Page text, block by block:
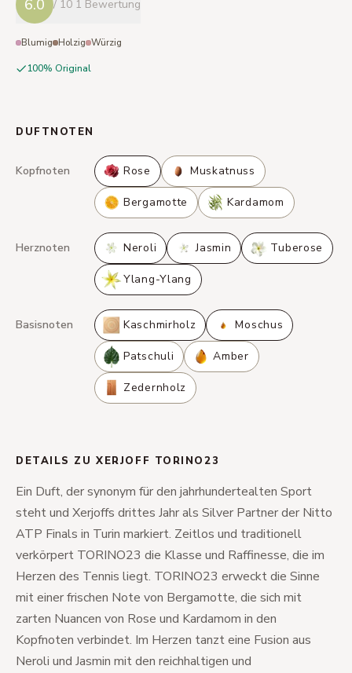
6.0 / 10 1 Bewertung
Blumig Holzig Würzig
100% Original
DUFTNOTEN
Kopfnoten Rose Muskatnuss
Bergamotte Kardamom
Herznoten Neroli Jasmin Tuberose
Ylang-Ylang
Basisnoten Kaschmirholz Moschus
Patschuli Amber
Zedernholz
DETAILS ZU XERJOFF TORINO23
Ein Duft, der synonym für den jahrhundertealten Sport
steht und Xerjoffs drittes Jahr als Silver Partner der Nitto
ATP Finals in Turin markiert. Zeitlos und traditionell
verkörpert TORINO23 die Klasse und Raffinesse, die im
Herzen des Tennis liegt. TORINO23 erweckt die Sinne
mit einer frischen Note von Bergamotte, die sich mit
zarten Nuancen von Rose und Kardamom in den
Kopfnoten verbindet. Im Herzen tanzt eine Fusion aus
Neroli und Jasmin mit den reichhaltigen und